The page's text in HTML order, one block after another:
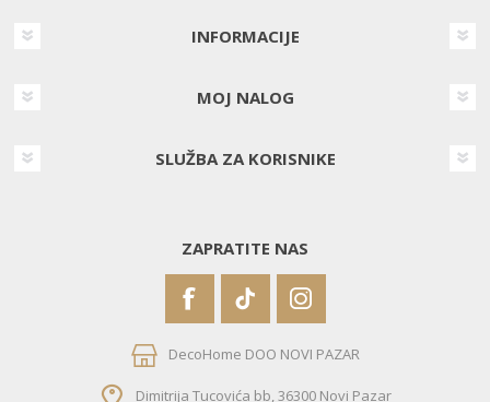
INFORMACIJE
MOJ NALOG
SLUŽBA ZA KORISNIKE
ZAPRATITE NAS
DecoHome DOO NOVI PAZAR
Dimitrija Tucovića bb, 36300 Novi Pazar